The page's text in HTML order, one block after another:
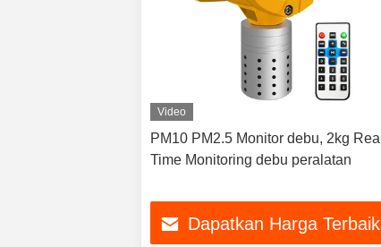
Video
PM10 PM2.5 Monitor debu, 2kg Real
Time Monitoring debu peralatan
Dapatkan Harga Terbaik